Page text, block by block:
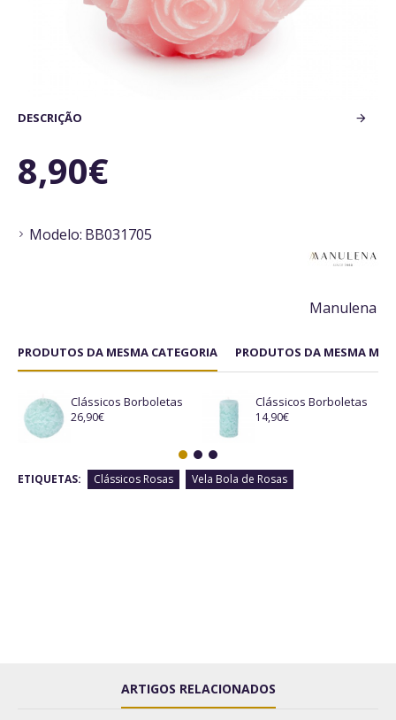
DESCRIÇÃO
Modelo: BB031705
Manulena
8,90€
PRODUTOS DA MESMA CATEGORIA PRODUTOS DA MESMA
Clássicos Borboletas
26,90€
Clássicos Borboletas
14,90€
ETIQUETAS: Clássicos Rosas Vela Bola de Rosas
ARTIGOS RELACIONADOS